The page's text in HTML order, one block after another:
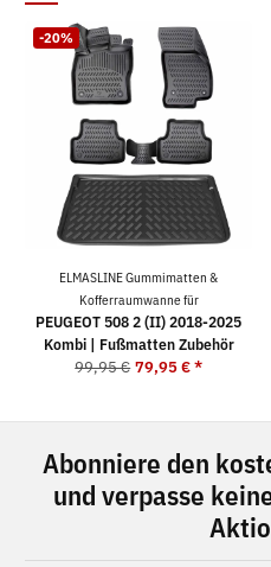
-20%
ELMASLINE Gummimatten &
Kofferraumwanne für
PEUGEOT 508 2 (II) 2018-2025
Kombi | Fußmatten Zubehör
99,95 € 79,95 €*
Abonniere den
und verpasse